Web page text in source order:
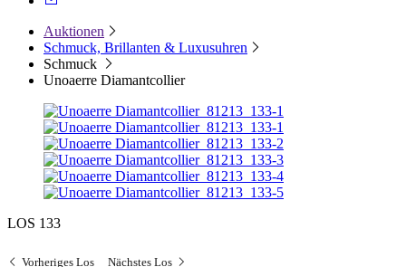
Auktionen
Schmuck, Brillanten & Luxusuhren
Schmuck
Unoaerre Diamantcollier
LOS 133
Vorheriges Los Nächstes Los